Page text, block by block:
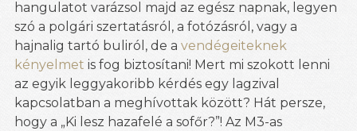
hangulatot varázsol majd az egész napnak, legyen
szó a polgári szertatásról, a fotózásról, vagy a
hajnalig tartó buliról, de a vendégeiteknek
kényelmet is fog biztosítani! Mert mi szokott lenni
az egyik leggyakoribb kérdés egy lagzival
kapcsolatban a meghívottak között? Hát persze,
hogy a „Ki lesz hazafelé a sofőr?”! Az M3-as